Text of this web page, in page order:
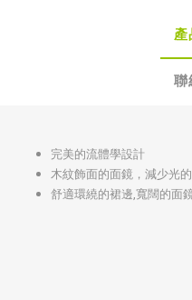
產
聯
完美的流體學設計
木紋飾面的面鏡，減少光
舒適環繞的裙邊,寬闊的面